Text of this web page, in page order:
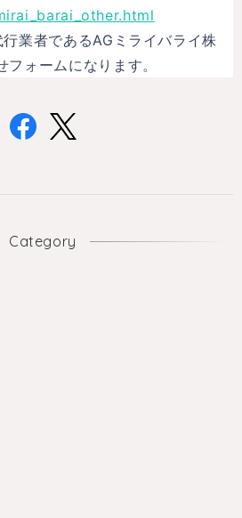
業者であるAGミライバライ株
ォームになります。
Category